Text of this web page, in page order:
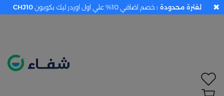
لفترة محدودة : خصم اضافي 10% علي اول اوردر ليك بكوبون CHJ10 ✖